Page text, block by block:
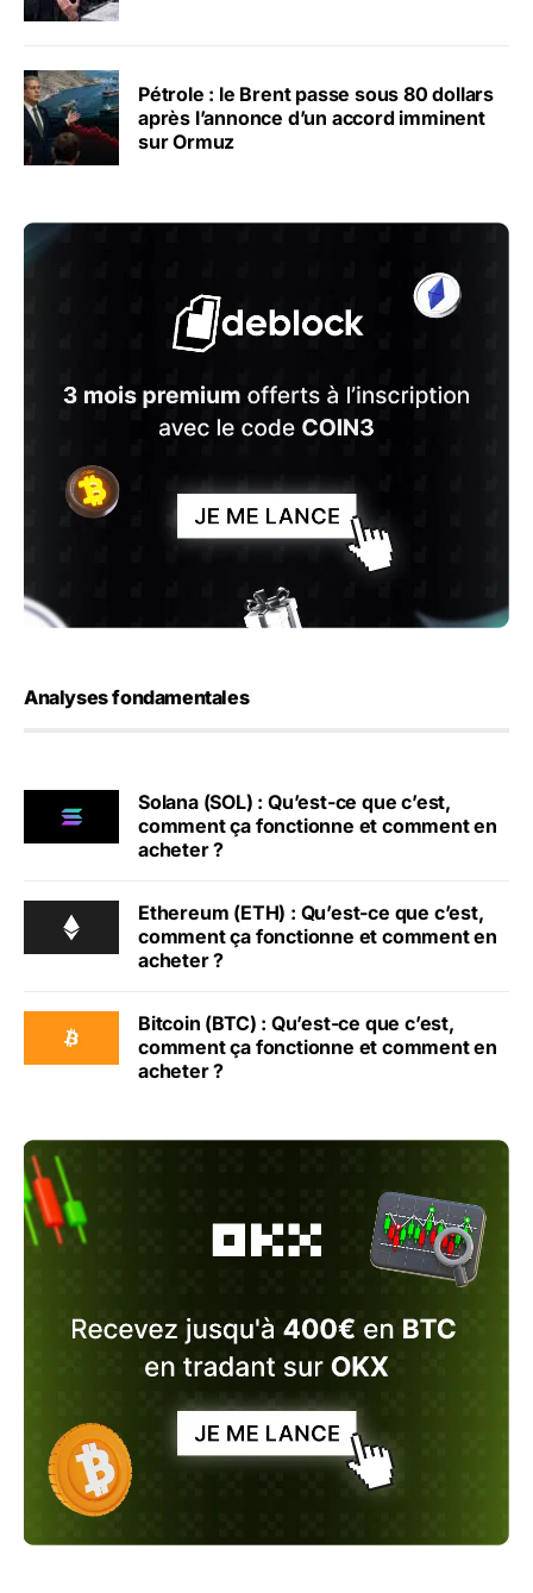
Pétrole : le Brent passe sous 80 dollars
après l’annonce d’un accord imminent
sur Ormuz
Analyses fondamentales
Solana (SOL) : Qu’est-ce que c’est,
comment ça fonctionne et comment en
acheter ?
Ethereum (ETH) : Qu’est-ce que c’est,
comment ça fonctionne et comment en
acheter ?
Bitcoin (BTC) : Qu’est-ce que c’est,
comment ça fonctionne et comment en
acheter ?